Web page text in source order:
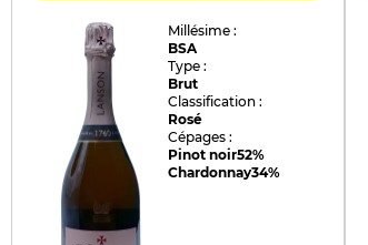
Millésime :
BSA
Type :
Brut
Classification :
Rosé
Cépages :
Pinot noir52%
Chardonnay34%